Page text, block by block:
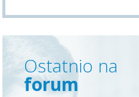
Ostatnio na
forum